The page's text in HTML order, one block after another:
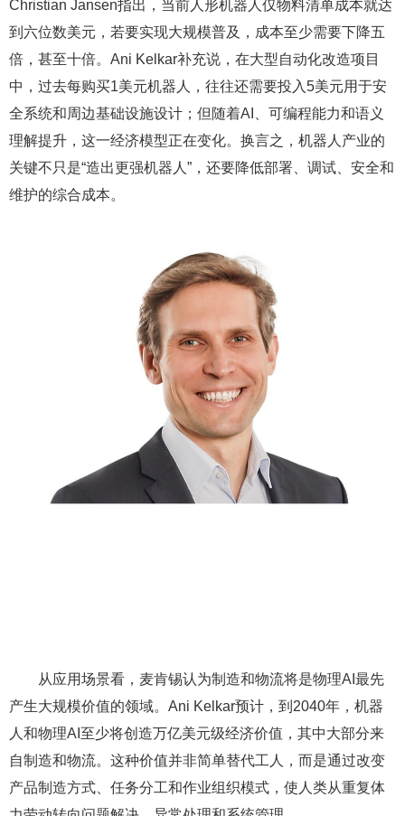
Christian Jansen指出，当前人形机器人仅物料清单成本就达
到六位数美元，若要实现大规模普及，成本至少需要下降五
倍，甚至十倍。Ani Kelkar补充说，在大型自动化改造项目
中，过去每购买1美元机器人，往往还需要投入5美元用于安
全系统和周边基础设施设计；但随着AI、可编程能力和语义
理解提升，这一经济模型正在变化。换言之，机器人产业的
关键不只是“造出更强机器人”，还要降低部署、调试、安全和
维护的综合成本。
从应用场景看，麦肯锡认为制造和物流将是物理AI最先
产生大规模价值的领域。Ani Kelkar预计，到2040年，机器
人和物理AI至少将创造万亿美元级经济价值，其中大部分来
自制造和物流。这种价值并非简单替代工人，而是通过改变
产品制造方式、任务分工和作业组织模式，使人类从重复体